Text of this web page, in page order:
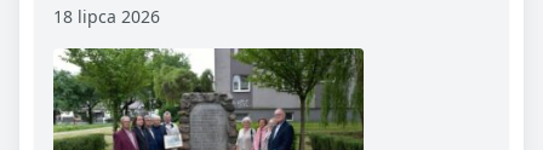
18 lipca 2026